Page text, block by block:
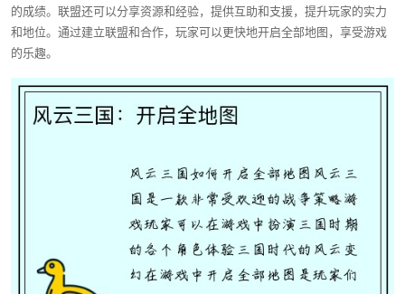
的成绩。联盟还可以分享资源和经验，提供互助和支援，提升玩家的实力
和地位。通过建立联盟和合作，玩家可以更快地开启全部地图，享受游戏
的乐趣。